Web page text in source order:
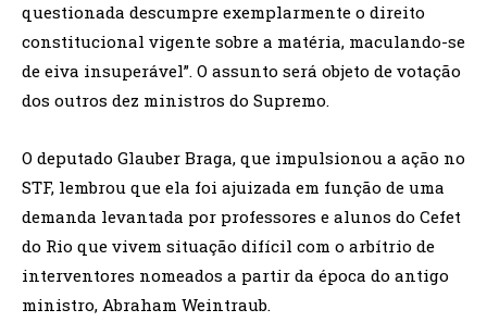
questionada descumpre exemplarmente o direito
constitucional vigente sobre a matéria, maculando-se
de eiva insuperável”. O assunto será objeto de votação
dos outros dez ministros do Supremo.
O deputado Glauber Braga, que impulsionou a ação no
STF, lembrou que ela foi ajuizada em função de uma
demanda levantada por professores e alunos do Cefet
do Rio que vivem situação difícil com o arbítrio de
interventores nomeados a partir da época do antigo
ministro, Abraham Weintraub.